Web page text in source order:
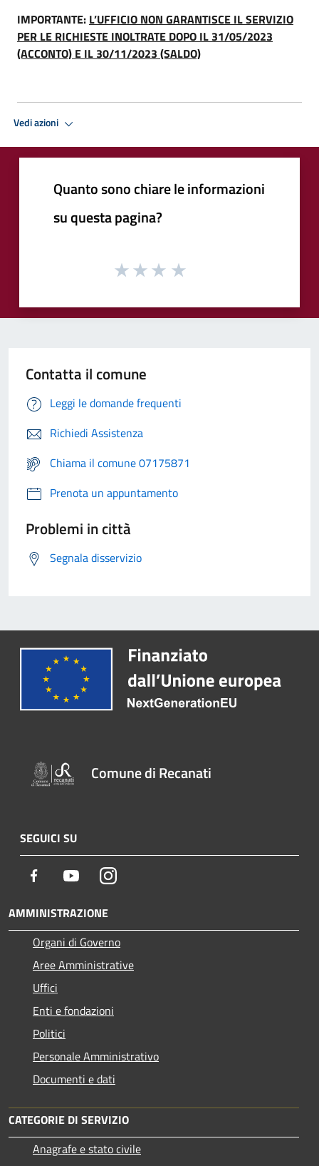
IMPORTANTE: L’UFFICIO NON GARANTISCE IL SERVIZIO
PER LE RICHIESTE INOLTRATE DOPO IL 31/05/2023
(ACCONTO) E IL 30/11/2023 (SALDO)
Vedi azioni
Quanto sono chiare le informazioni
su questa pagina?
Contatta il comune
Leggi le domande frequenti
Richiedi Assistenza
Chiama il comune 07175871
Prenota un appuntamento
Problemi in città
Segnala disservizio
Comune di Recanati
SEGUICI SU
Facebook YoutubeInstagram
AMMINISTRAZIONE
Organi di Governo
Aree Amministrative
Uffici
Enti e fondazioni
Politici
Personale Amministrativo
Documenti e dati
CATEGORIE DI SERVIZIO
Anagrafe e stato civile